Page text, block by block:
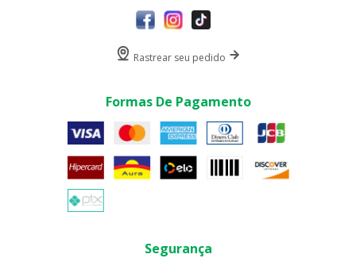
Rastrear seu pedido
Formas De Pagamento
Segurança